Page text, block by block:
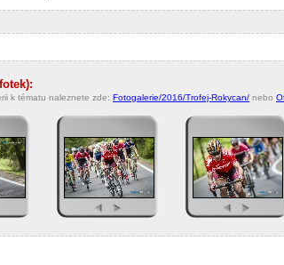
k tématu naleznete zde: Fotogalerie/2016/Trofej-Rokycan/ nebo